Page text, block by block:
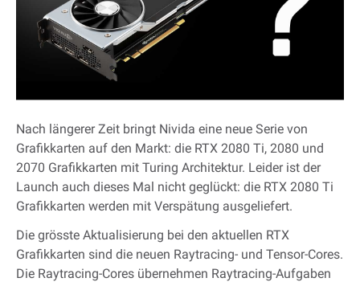
Nach längerer Zeit bringt Nivida eine neue Serie von
Grafikkarten auf den Markt: die RTX 2080 Ti, 2080 und
2070 Grafikkarten mit Turing Architektur. Leider ist der
Launch auch dieses Mal nicht geglückt: die RTX 2080 Ti
Grafikkarten werden mit Verspätung ausgeliefert.
Die grösste Aktualisierung bei den aktuellen RTX
Grafikkarten sind die neuen Raytracing- und Tensor-Cores.
Die Raytracing-Cores übernehmen Raytracing-Aufgaben